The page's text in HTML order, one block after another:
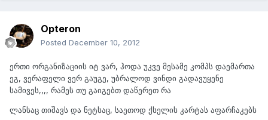
Opteron
Posted December 10, 2012
ერთი ორგანიზაციის იტ ვარ, ჰოდა უკვე მესამე კომპს დაემართა
ეგ, ვერაფელი ვერ გაუგე, უბრალოდ ვინდი გადავუყენე
სამივეს,,,, რამეს თუ გაიგებთ დაწერეთ რა
ლანსაც თიშავს და ნეტსაც, საეთოდ ქსელის კარტას აფარჩაკებს